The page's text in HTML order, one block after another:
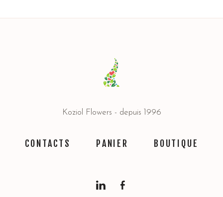
Koziol Flowers - depuis 1996
CONTACTS PANIER BOUTIQUE